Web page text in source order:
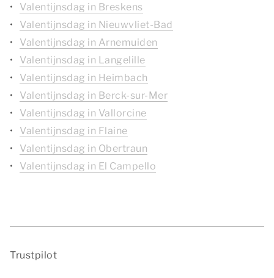
Valentijnsdag in Breskens
Valentijnsdag in Nieuwvliet-Bad
Valentijnsdag in Arnemuiden
Valentijnsdag in Langelille
Valentijnsdag in Heimbach
Valentijnsdag in Berck-sur-Mer
Valentijnsdag in Vallorcine
Valentijnsdag in Flaine
Valentijnsdag in Obertraun
Valentijnsdag in El Campello
Trustpilot